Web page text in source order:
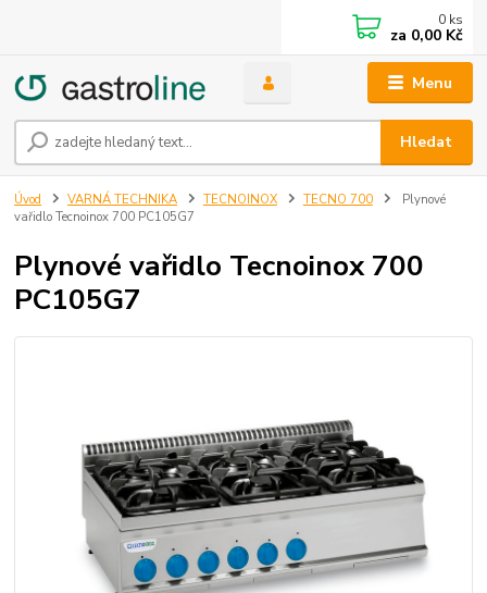
Menu
Hledat
0 ks
za 0,00 Kč
Úvod VARNÁ TECHNIKA TECNOINOX TECNO 700
Plynové
vařidlo Tecnoinox 700 PC105G7
Plynové vařidlo Tecnoinox 700
PC105G7